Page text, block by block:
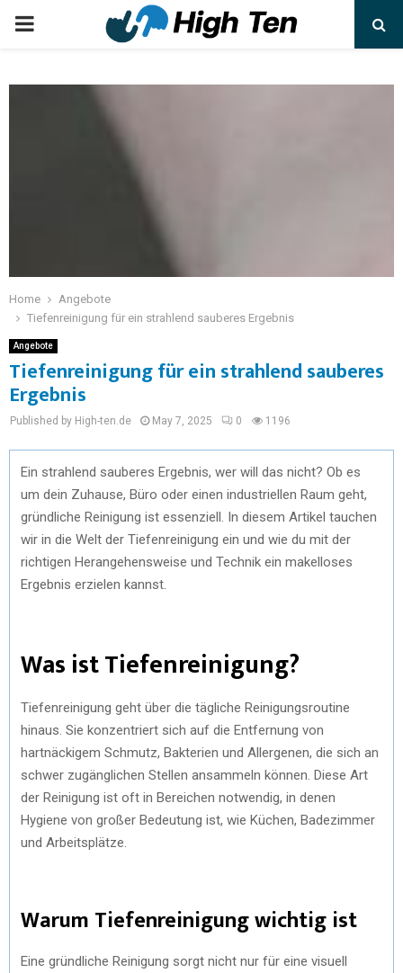
Home
Angebote
Tiefenreinigung für ein strahlend sauberes Ergebnis
Angebote
Tiefenreinigung für ein strahlend sauberes
Ergebnis
Published by High-ten.de May 7, 2025 0 1196
Ein strahlend sauberes Ergebnis, wer will das nicht? Ob es
um dein Zuhause, Büro oder einen industriellen Raum geht,
gründliche Reinigung ist essenziell. In diesem Artikel tauchen
wir in die Welt der Tiefenreinigung ein und wie du mit der
richtigen Herangehensweise und Technik ein makelloses
Ergebnis erzielen kannst.
Was ist Tiefenreinigung?
Tiefenreinigung geht über die tägliche Reinigungsroutine
hinaus. Sie konzentriert sich auf die Entfernung von
hartnäckigem Schmutz, Bakterien und Allergenen, die sich an
schwer zugänglichen Stellen ansammeln können. Diese Art
der Reinigung ist oft in Bereichen notwendig, in denen
Hygiene von großer Bedeutung ist, wie Küchen, Badezimmer
und Arbeitsplätze.
Warum Tiefenreinigung wichtig ist
Eine gründliche Reinigung sorgt nicht nur für eine visuell